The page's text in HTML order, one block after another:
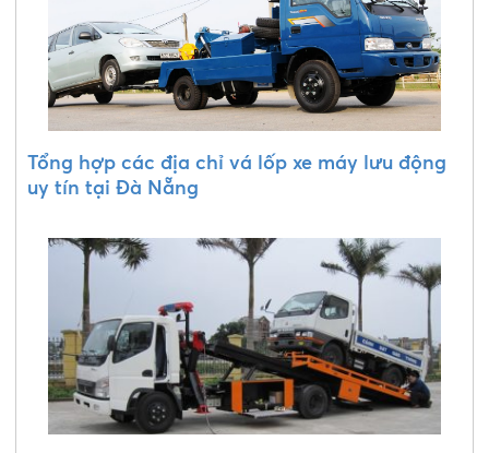
Tổng hợp các địa chỉ vá lốp xe máy lưu động
uy tín tại Đà Nẵng